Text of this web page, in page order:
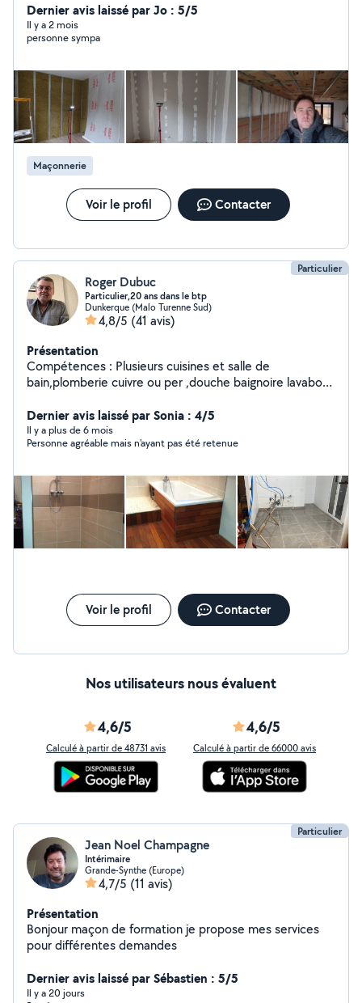
peinture,, carrelage, revêtement de sol Pose de
menuiseries PVC/ BOIS/ALU Travail très soigné, sérieux,
expérimenté. (''Je travaille au forfait'') Tarif très
avez des questions..
Dernier avis laissé par Jo : 5/5
Il y a 2 mois
personne sympa
Maçonnerie
Voir le profil Contacter
Particulier
Roger Dubuc
Particulier,20 ans dans le btp
Dunkerque (Malo Turenne Sud)
4,8/5 (41 avis)
Présentation
Compétences : Plusieurs cuisines et salle de
bain,plomberie cuivre ou per ,douche baignoire lavabo
plafond,enduit,placo,isolation parquets Rénové plusieurs
appartement complètement Terrasse extérieure beton
carrelage,bois et composites Électricité de base
Dernier avis laissé par Sonia : 4/5
Il y a plus de 6 mois
Personne agréable mais n'ayant pas été retenue
Voir le profil Contacter
Nos utilisateurs nous évaluent
4,6/5
Calculé à partir de 48731 avis
4,6/5
Calculé à partir de 66000 avis
Particulier
Jean Noel Champagne
Intérimaire
Grande-Synthe (Europe)
4,7/5 (11 avis)
Présentation
Bonjour maçon de formation je propose mes services
pour différentes demandes
Dernier avis laissé par Sébastien : 5/5
Il y a 20 jours